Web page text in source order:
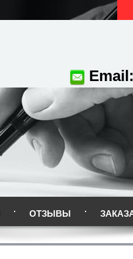
Email:
ОТЗЫВЫ